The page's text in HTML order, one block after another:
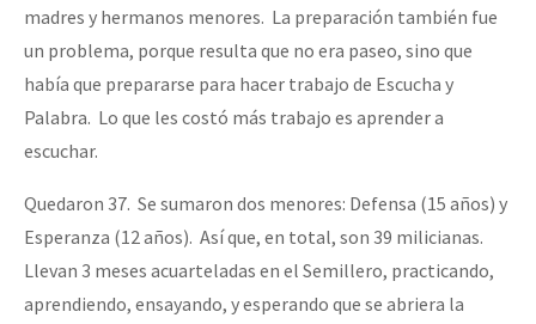
madres y hermanos menores. La preparación también fue
un problema, porque resulta que no era paseo, sino que
había que prepararse para hacer trabajo de Escucha y
Palabra. Lo que les costó más trabajo es aprender a
escuchar.
Quedaron 37. Se sumaron dos menores: Defensa (15 años) y
Esperanza (12 años). Así que, en total, son 39 milicianas.
Llevan 3 meses acuarteladas en el Semillero, practicando,
aprendiendo, ensayando, y esperando que se abriera la